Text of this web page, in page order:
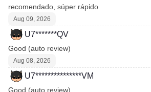
recomendado, súper rápido
Aug 09, 2026
U7*******QV
Good (auto review)
Aug 08, 2026
U7***************VM
Good (auto review)